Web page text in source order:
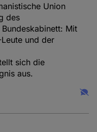
Union
des
Mit
und der
sich die
aus.